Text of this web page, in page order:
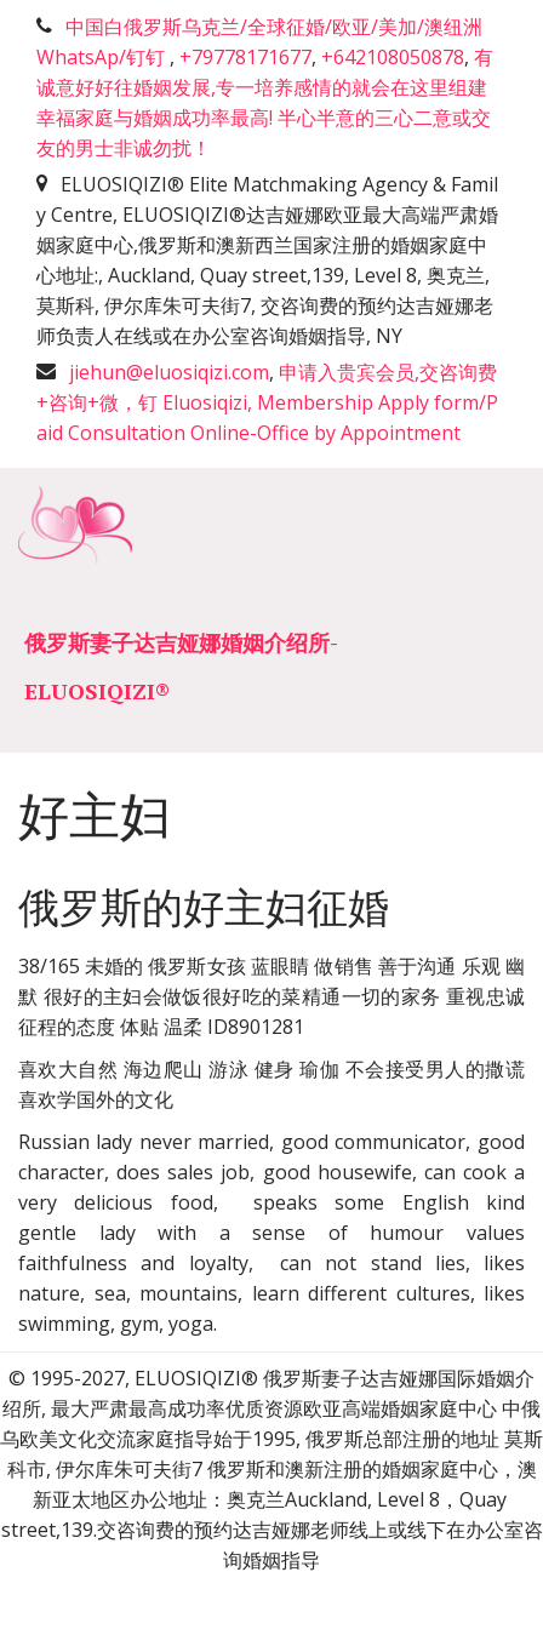
中国白俄罗斯乌克兰/全球征婚/欧亚/美加/澳纽洲
WhatsAp/钉钉 , +79778171677, +642108050878, 有
诚意好好往婚姻发展,专一培养感情的就会在这里组建
幸福家庭与婚姻成功率最高! 半心半意的三心二意或交
友的男士非诚勿扰！
ELUOSIQIZI® Elite Matchmaking Agency & Famil
y Centre, ELUOSIQIZI®达吉娅娜欧亚最大高端严肃婚
姻家庭中心,俄罗斯和澳新西兰国家注册的婚姻家庭中
心地址:, Auckland, Quay street,139, Level 8, 奥克兰,
莫斯科, 伊尔库朱可夫街7, 交咨询费的预约达吉娅娜老
师负责人在线或在办公室咨询婚姻指导, NY
jiehun@eluosiqizi.com, 申请入贵宾会员,交咨询费
+咨询+微，钉 Eluosiqizi, Membership Apply form/P
aid Consultation Online-Office by Appointment
俄罗斯妻子达吉娅娜婚姻介绍所­­
ELUOSIQIZI®
好主妇
俄罗斯的好主妇征婚
38/165 未婚的 俄罗斯女孩 蓝眼睛 做销售 善于沟通 乐观 幽
默 很好的主妇会做饭很好吃的菜精通一切的家务 重视忠诚
征程的态度 体贴 温柔 ID8901281
喜欢大自然 海边爬山 游泳 健身 瑜伽 不会接受男人的撒谎
喜欢学国外的文化
Russian lady never married, good communicator, good
character, does sales job, good housewife, can cook a
very delicious food, speaks some English kind
gentle lady with a sense of humour values
faithfulness and loyalty, can not stand lies, likes
nature, sea, mountains, learn different cultures, likes
swimming, gym, yoga.
© 1995-2027, ELUOSIQIZI® 俄罗斯妻子达吉娅娜国际婚姻介
绍所, 最大严肃最高成功率优质资源欧亚高端婚姻家庭中心 中俄
乌欧美文化交流家庭指导始于1995, 俄罗斯总部注册的地址 莫斯
科市, 伊尔库朱可夫街7 俄罗斯和澳新注册的婚姻家庭中心，澳
新亚太地区办公地址：奥克兰Auckland, Level 8，Quay
street,139.交咨询费的预约达吉娅娜老师线上或线下在办公室咨
询婚姻指导